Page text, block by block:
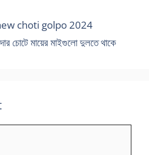
choti golpo 2024
চোটে মায়ের মাইগুলো দুলতে থাকে